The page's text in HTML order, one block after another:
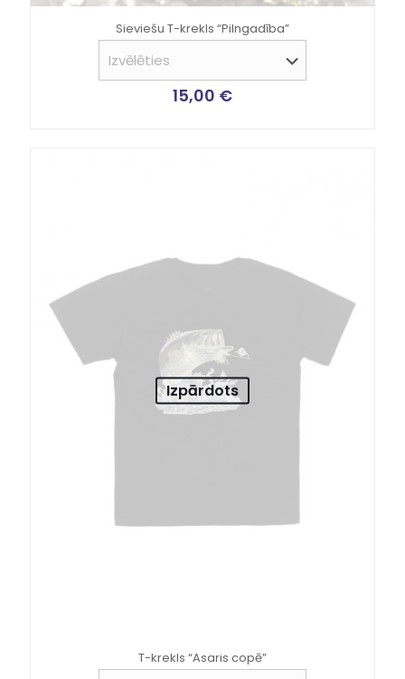
Sieviešu T-krekls “Pilngadība”
15,00 €
Izpārdots
T-krekls “Asaris copē”